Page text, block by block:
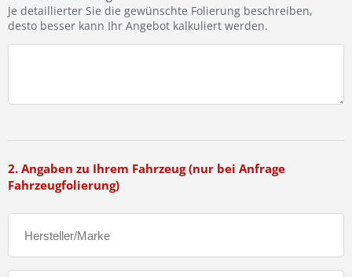
Je detaillierter Sie die gewünschte Folierung beschreiben,
desto besser kann Ihr Angebot kalkuliert werden.
2. Angaben zu Ihrem Fahrzeug (nur bei Anfrage
Fahrzeugfolierung)